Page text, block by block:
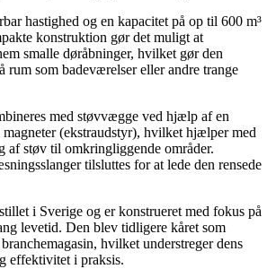
hastighed og en kapacitet på op til 600 m³
konstruktion gør det muligt at
smalle døråbninger, hvilket gør den
rum som badeværelser eller andre trange
med støvvægge ved hjælp af en
magneter (ekstraudstyr), hvilket hjælper med
af støv til omkringliggende områder.
tilsluttes for at lede den rensede
i Sverige og er konstrueret med fokus på
levetid. Den blev tidligere kåret som
hvilket understreger dens
effektivitet i praksis.